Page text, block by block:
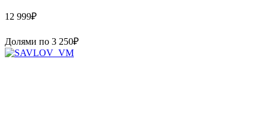
12 999₽
Долями по 3 250₽